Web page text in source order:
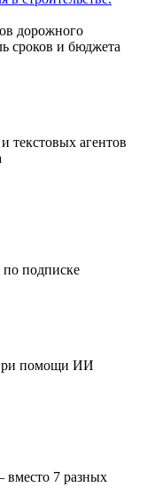
дорожного
сроков и бюджета
текстовых агентов
подписке
при помощи ИИ
7 разных